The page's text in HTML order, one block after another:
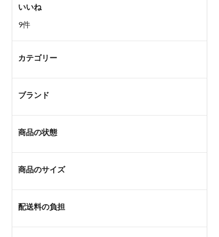
いいね
9件
カテゴリー
ブランド
商品の状態
商品のサイズ
配送料の負担